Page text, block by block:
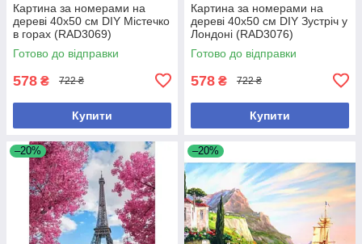
Картина за номерами на
дереві 40х50 см DIY Містечко
в горах (RAD3069)
Готово до відправки
578 ₴ 722 ₴
Купити
Картина за номерами на
дереві 40х50 см DIY Зустріч у
Лондоні (RAD3076)
Готово до відправки
578 ₴ 722 ₴
Купити
–20% –20%